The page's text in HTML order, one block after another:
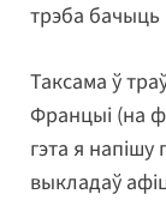
трэба бачыць
Таксама ў
Францыі (на
гэта я
выкладаў